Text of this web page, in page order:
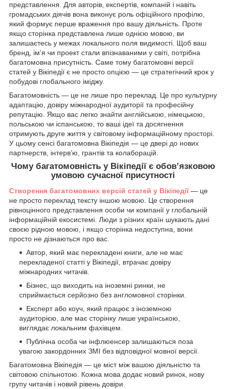
представлення. Для авторів, експертів, компаній і навіть
громадських діячів вона виконує роль офіційного профілю,
який формує перше враження про вашу діяльність. Проте
якщо сторінка представлена лише однією мовою, ви
залишаєтесь у межах локального поля видимості. Щоб ваш
бренд, ім’я чи проект стали впізнаваними у світі, потрібна
багатомовна присутність. Саме тому багатомовні версії
статей у Вікіпедії є не просто опцією — це стратегічний крок у
побудові глобального іміджу.
Багатомовність — це не лише про переклад. Це про культурну
адаптацію, довіру міжнародної аудиторії та професійну
репутацію. Якщо вас легко знайти англійською, німецькою,
польською чи іспанською, то ваші ідеї та досягнення
отримують друге життя у світовому інформаційному просторі.
У цьому сенсі багатомовна Вікіпедія — це двері до нових
партнерств, інтерв’ю, грантів та колаборацій.
Чому багатомовність у Вікіпедії є обов’язковою
умовою сучасної присутності
Створення багатомовних версій статей у Вікіпедії— це
не просто переклад тексту іншою мовою. Це створення
рівноцінного представлення особи чи компанії у глобальній
інформаційній екосистемі. Люди з різних країн шукають дані
своєю рідною мовою, і якщо сторінка недоступна, вони
просто не дізнаються про вас.
Автор, який має перекладені книги, але не має
перекладеної статті у Вікіпедії, втрачає довіру
міжнародних читачів.
Бізнес, що виходить на іноземні ринки, не
сприймається серйозно без англомовної сторінки.
Експерт або коуч, який працює з іноземною
аудиторією, але має сторінку лише українською,
виглядає локальним фахівцем.
Публічна особа чи інфлюенсер залишаються поза
увагою закордонних ЗМІ без відповідної мовної версії.
Багатомовна Вікіпедія — це міст між вашою діяльністю та
світовою спільнотою. Кожна мова додає новий ринок, нову
групу читачів і новий рівень довіри.